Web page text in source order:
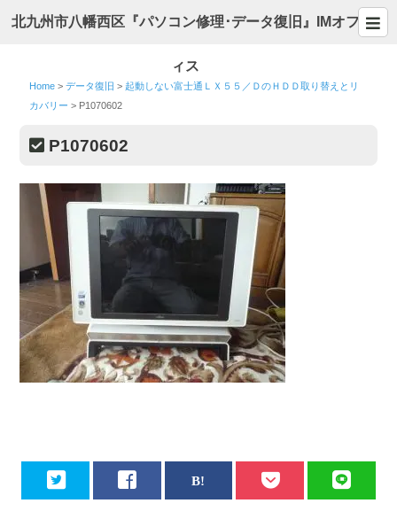
北九州市八幡西区『パソコン修理･データ復旧』IMオフ
ィス
Home >データ復旧 >起動しない富士通ＬＸ５５／ＤのＨＤＤ取り替えとリ
カバリー > P1070602
P1070602